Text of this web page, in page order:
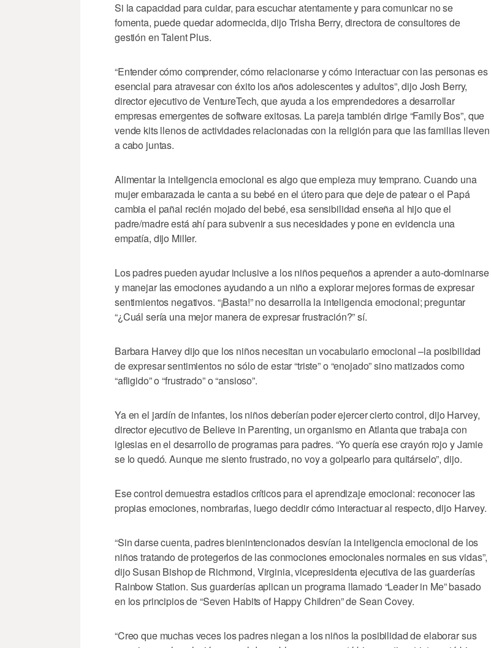
Si la capacidad para cuidar, para escuchar atentamente y para comunicar no se
fomenta, puede quedar adormecida, dijo Trisha Berry, directora de consultores de
gestión en Talent Plus.
“Entender cómo comprender, cómo relacionarse y cómo interactuar con las personas es
esencial para atravesar con éxito los años adolescentes y adultos”, dijo Josh Berry,
director ejecutivo de VentureTech, que ayuda a los emprendedores a desarrollar
empresas emergentes de software exitosas. La pareja también dirige “Family Bos”, que
vende kits llenos de actividades relacionadas con la religión para que las familias lleven
a cabo juntas.
Alimentar la inteligencia emocional es algo que empieza muy temprano. Cuando una
mujer embarazada le canta a su bebé en el útero para que deje de patear o el Papá
cambia el pañal recién mojado del bebé, esa sensibilidad enseña al hijo que el
padre/madre está ahí para subvenir a sus necesidades y pone en evidencia una
empatía, dijo Miller.
Los padres pueden ayudar inclusive a los niños pequeños a aprender a auto-dominarse
y manejar las emociones ayudando a un niño a explorar mejores formas de expresar
sentimientos negativos. “¡Basta!” no desarrolla la inteligencia emocional; preguntar
“¿Cuál sería una mejor manera de expresar frustración?” sí.
Barbara Harvey dijo que los niños necesitan un vocabulario emocional –la posibilidad
de expresar sentimientos no sólo de estar “triste” o “enojado” sino matizados como
“afligido” o “frustrado” o “ansioso”.
Ya en el jardín de infantes, los niños deberían poder ejercer cierto control, dijo Harvey,
director ejecutivo de Believe in Parenting, un organismo en Atlanta que trabaja con
iglesias en el desarrollo de programas para padres. “Yo quería ese crayón rojo y Jamie
se lo quedó. Aunque me siento frustrado, no voy a golpearlo para quitárselo”, dijo.
Ese control demuestra estadios críticos para el aprendizaje emocional: reconocer las
propias emociones, nombrarlas, luego decidir cómo interactuar al respecto, dijo Harvey.
“Sin darse cuenta, padres bienintencionados desvían la inteligencia emocional de los
niños tratando de protegerlos de las conmociones emocionales normales en sus vidas”,
dijo Susan Bishop de Richmond, Virginia, vicepresidenta ejecutiva de las guarderías
Rainbow Station. Sus guarderías aplican un programa llamado “Leader in Me” basado
en los principios de “Seven Habits of Happy Children” de Sean Covey.
“Creo que muchas veces los padres niegan a los niños la posibilidad de elaborar sus